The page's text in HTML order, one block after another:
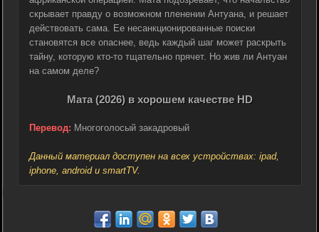
скрывает правду о возможном пленении Антуана, и решает
действовать сама. Ее несанкционированные поиски
становятся все опаснее, ведь каждый шаг может раскрыть
тайну, которую кто-то тщательно прячет. Но жив ли Антуан
на самом деле?
Мата (2026) в хорошем качестве HD
Перевод: Многоголосый закадровый
Данный материал доступен на всех устройствах: ipad,
iphone, android и smartTV.